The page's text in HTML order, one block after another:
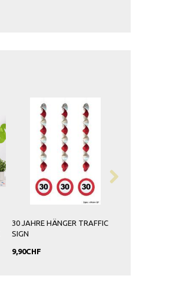
30 JAHRE HÄNGER TRAFFIC
SIGN
9,90CHF